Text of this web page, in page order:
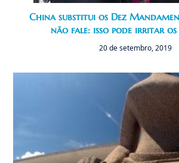
China substitui os Dez
não fale: isso pode irritar os
20 de setembro, 2019